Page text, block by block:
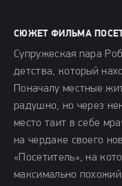
СЮЖЕТ ФИЛЬМА
Супружеская пара
детства, который
Поначалу местные
радушно, но через
место таит в себе
на чердаке своего
«Посетитель», на
максимально